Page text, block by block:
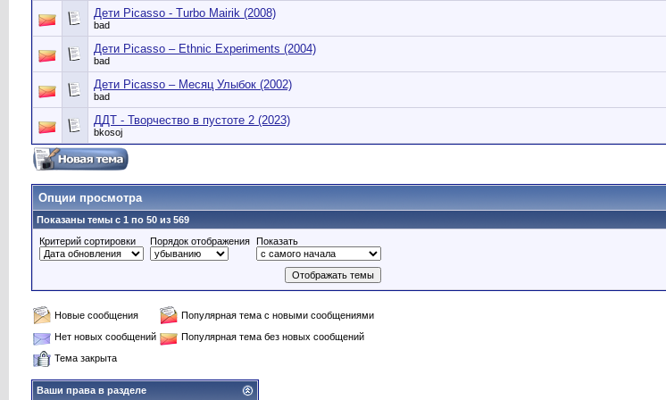
Дети Picasso - Turbo Mairik (2008)
bad
Дети Picasso – Ethnic Experiments (2004)
bad
Дети Picasso – Месяц Улыбок (2002)
bad
ДДТ - Творчество в пустоте 2 (2023)
bkosoj
Опции просмотра
Показаны темы с 1 по 50 из 569
Критерий сортировки
Порядок отображения Показать
Новые сообщения
Популярная тема с новыми сообщениями
Нет новых сообщений
Популярная тема без новых сообщений
Тема закрыта
Ваши права в разделе